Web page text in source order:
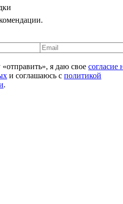
я даю свое согласие
и соглашаюсь с политикой
.